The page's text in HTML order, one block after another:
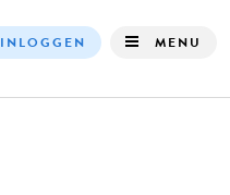
INLOGGEN MENU